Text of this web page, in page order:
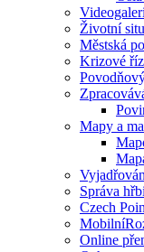
Životní
Městská
Krizové
Mapy a
Správa
Czech
Online